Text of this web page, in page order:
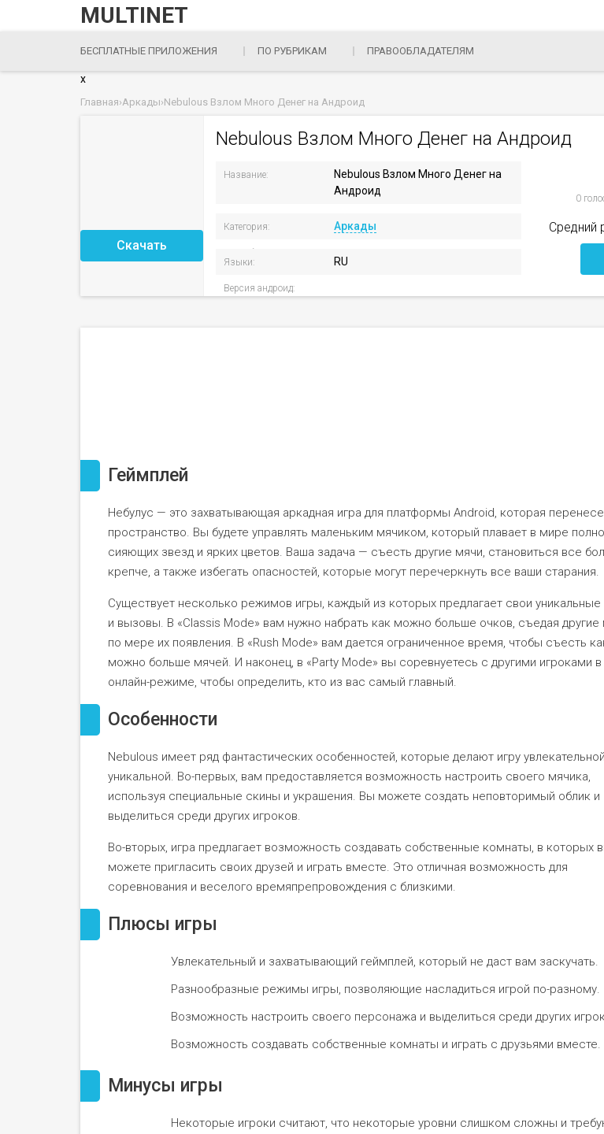
MULTINET
БЕСПЛАТНЫЕ ПРИЛОЖЕНИЯ ПО РУБРИКАМ ПРАВООБЛАДАТЕЛЯМ
x
Главная›Аркады›Nebulous Взлом Много Денег на Андроид
Скачать
Nebulous Взлом Много Денег на Андроид
Название:
Nebulous Взлом Много Денег на
Андроид
Категория:
Аркады
Языки:
RU
Версия андроид:
0
Средний
Геймплей
Небулус — это захватывающая аркадная игра для платформы Android, которая
пространство. Вы будете управлять маленьким мячиком, который плавает в мире
сияющих звезд и ярких цветов. Ваша задача — съесть другие мячи, становиться все
крепче, а также избегать опасностей, которые могут перечеркнуть все ваши старания.
Существует несколько режимов игры, каждый из которых предлагает свои уникальные
и вызовы. В «Classis Mode» вам нужно набрать как можно больше очков, съедая другие
по мере их появления. В «Rush Mode» вам дается ограниченное время, чтобы съесть
можно больше мячей. И наконец, в «Party Mode» вы соревнуетесь с другими игроками в
онлайн-режиме, чтобы определить, кто из вас самый главный.
Особенности
Nebulous имеет ряд фантастических особенностей, которые делают игру
уникальной. Во-первых, вам предоставляется возможность настроить своего мячика,
используя специальные скины и украшения. Вы можете создать неповторимый облик и
выделиться среди других игроков.
Во-вторых, игра предлагает возможность создавать собственные комнаты, в которых
можете пригласить своих друзей и играть вместе. Это отличная возможность для
соревнования и веселого времяпрепровождения с близкими.
Плюсы игры
Увлекательный и захватывающий геймплей, который не даст вам заскучать.
Разнообразные режимы игры, позволяющие насладиться игрой по-разному.
Возможность настроить своего персонажа и выделиться среди других
Возможность создавать собственные комнаты и играть с друзьями вместе.
Минусы игры
Некоторые игроки считают, что некоторые уровни слишком сложны и